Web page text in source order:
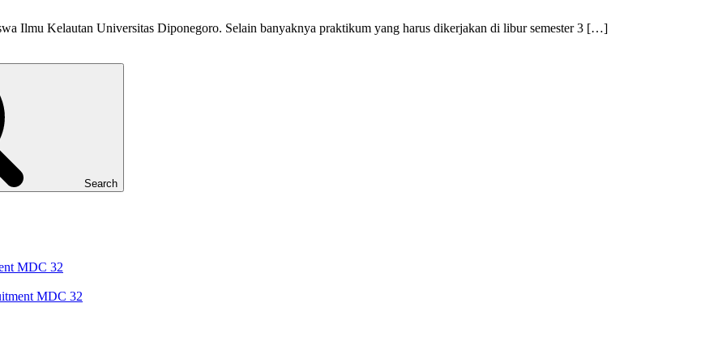
Ilmu Kelautan Universitas Diponegoro. Selain banyaknya praktikum yang harus dikerjakan di libur semester 3 […]
Search
MDC 32
MDC 32